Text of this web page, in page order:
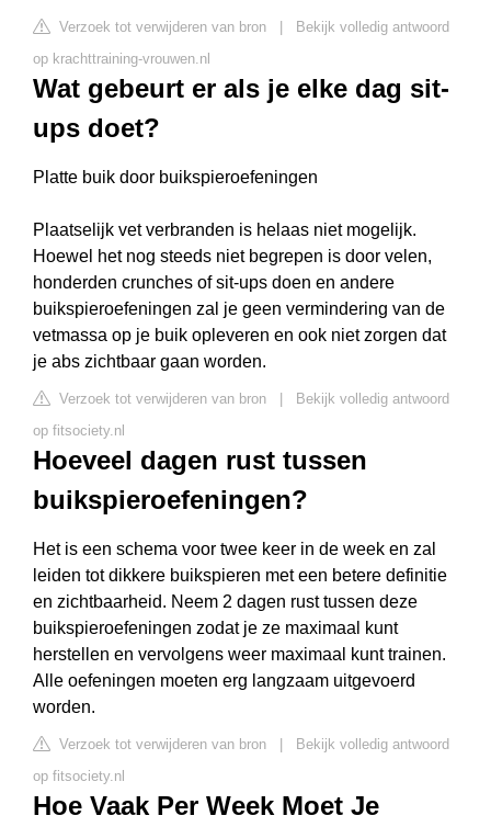
Verzoek tot verwijderen van bron
Bekijk volledig antwoord
op krachttraining-vrouwen.nl
Wat gebeurt er als je elke dag sit-
ups doet?
Platte buik door buikspieroefeningen
Plaatselijk vet verbranden is helaas niet mogelijk.
Hoewel het nog steeds niet begrepen is door velen,
honderden crunches of sit-ups doen en andere
buikspieroefeningen zal je geen vermindering van de
vetmassa op je buik opleveren en ook niet zorgen dat
je abs zichtbaar gaan worden.
Verzoek tot verwijderen van bron
Bekijk volledig antwoord
op fitsociety.nl
Hoeveel dagen rust tussen
buikspieroefeningen?
Het is een schema voor twee keer in de week en zal
leiden tot dikkere buikspieren met een betere definitie
en zichtbaarheid. Neem 2 dagen rust tussen deze
buikspieroefeningen zodat je ze maximaal kunt
herstellen en vervolgens weer maximaal kunt trainen.
Alle oefeningen moeten erg langzaam uitgevoerd
worden.
Verzoek tot verwijderen van bron
Bekijk volledig antwoord
op fitsociety.nl
Hoe Vaak Per Week Moet Je